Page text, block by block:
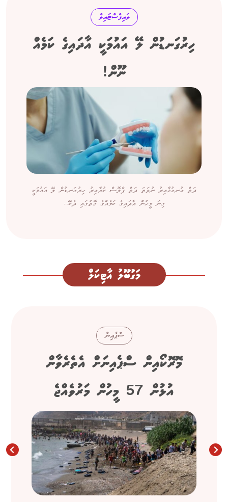
ލައިފްސްޓައިލް
ހިރުގަނޑުން ލޭ އައުމަކީ އާދައިގެ ކަމެއް
ނޫން!
ދަތް އުނގުޅާއިރު ނުވަތަ ދަތް ފްލޮސް ކުރާއިރު ހިރުގަނޑުން ލޭ އައުމަކީ
ގިނަ މީހުން އާދައިގެ ކަމެއްގެ ގޮތުގައި ދެކޭ...
މަގުބޫލު އާޓިކަލް
ސްޕެއިން
މޮރޮކޯއިން ސްޕެއިނަށް އެތެރެވާން
އުޅުން 57 މީހުން މަރުވެއްޖެ